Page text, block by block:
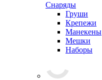
Снаряды
Груши
Крепежи
Манекены
Мешки
Наборы